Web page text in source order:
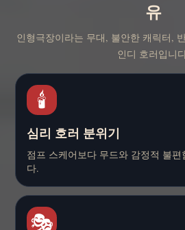
유
인형극장이라는 무대, 불안한 캐릭터,
인디 호러입니
🕯️
심리 호러 분위기
점프 스케어보다 무드와 감정적 불
다.
🎭